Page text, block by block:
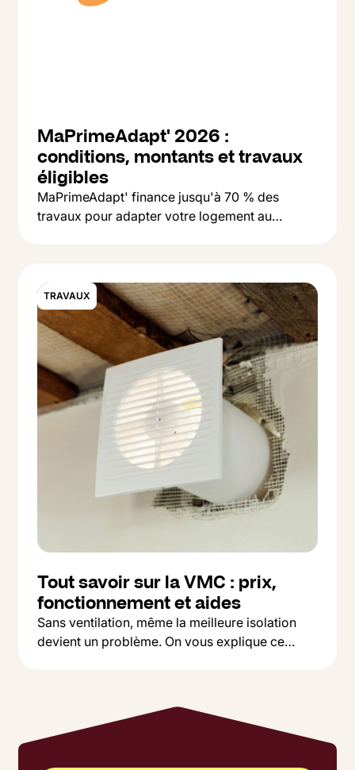
MaPrimeAdapt' 2026 :
conditions, montants et travaux
éligibles
MaPrimeAdapt' finance jusqu'à 70 % des
travaux pour adapter votre logement au
TRAVAUX
Tout savoir sur la VMC : prix,
fonctionnement et aides
Sans ventilation, même la meilleure isolation
devient un problème. On vous explique ce